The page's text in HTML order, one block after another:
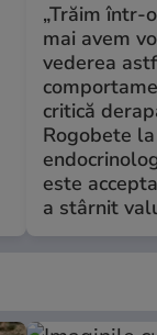
„Trăim într-
mai avem
vederea
critică
Rogobete
este
a stârnit